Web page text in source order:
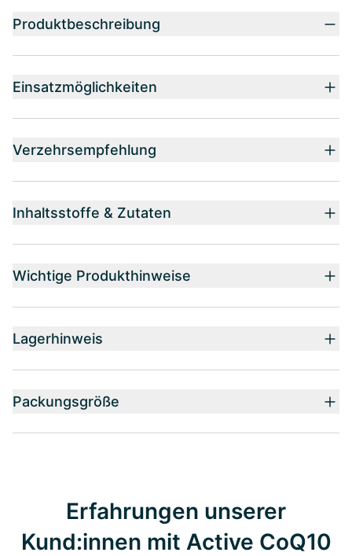
Produktbeschreibung
Einsatzmöglichkeiten
Verzehrsempfehlung
Inhaltsstoffe & Zutaten
Wichtige Produkthinweise
Lagerhinweis
Packungsgröße
Erfahrungen unserer
Kund:innen mit Active CoQ10